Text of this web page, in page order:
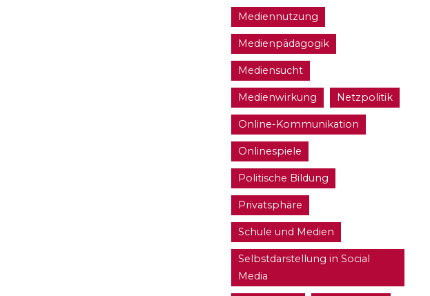
Mediennutzung
Medienpädagogik
Mediensucht
Medienwirkung Netzpolitik
Online-Kommunikation
Onlinespiele
Politische Bildung
Privatsphäre
Schule und Medien
Selbstdarstellung in Social
Media